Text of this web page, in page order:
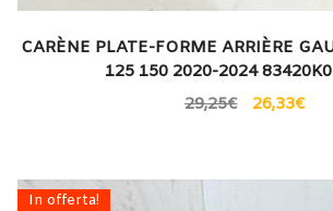
CARÈNE PLATE-FORME ARRIÈRE
125 150 2020-2024
29,25€ 26,33€
In offerta!